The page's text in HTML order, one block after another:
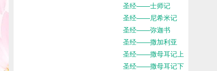
圣经——士师记
圣经——尼希米记
圣经——弥迦书
圣经——撒加利亚
圣经——撒母耳记上
圣经——撒母耳记下